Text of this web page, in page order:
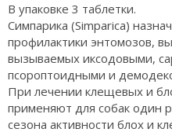
В упаковке 3 таблетки.
Симпарика (Simparica)
профилактики энтомозов,
вызываемых иксодовыми,
псороптоидными и
При лечении клещевых и
применяют для собак один
сезона активности блох и